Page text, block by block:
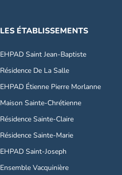
LES ÉTABLISSEMENTS
EHPAD Saint Jean-Baptiste
Résidence De La Salle
EHPAD Étienne Pierre Morlanne
Maison Sainte-Chrétienne
Résidence Sainte-Claire
Résidence Sainte-Marie
EHPAD Saint-Joseph
Ensemble Vacquinière